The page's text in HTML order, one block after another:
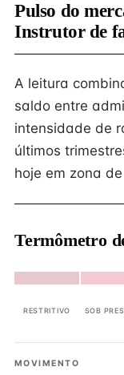
Pulso do
Instrutor de
A leitura
saldo entre
intensidade de
últimos
hoje em zona de
Termômetro
RESTRITIVO SOB
MOVIMENTO